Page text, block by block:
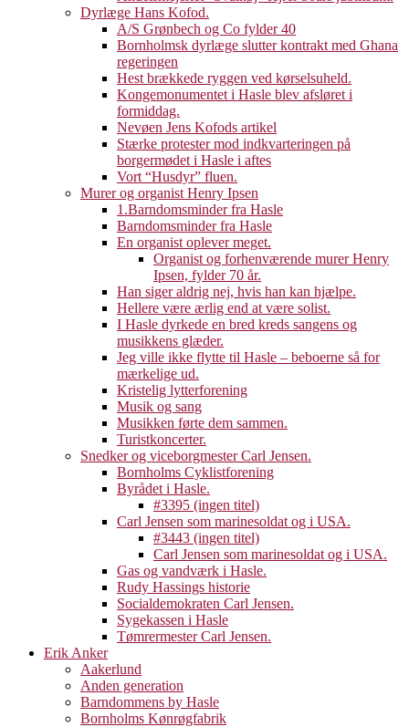
Dyrlæge Hans Kofod.
A/S Grønbech og Co fylder 40
Bornholmsk dyrlæge slutter kontrakt med Ghana
regeringen
Hest brækkede ryggen ved kørselsuheld.
Kongemonumentet i Hasle blev afsløret i
formiddag.
Nevøen Jens Kofods artikel
Stærke protester mod indkvarteringen på
borgermødet i Hasle i aftes
Vort “Husdyr” fluen.
Murer og organist Henry Ipsen
1.Barndomsminder fra Hasle
Barndomsminder fra Hasle
En organist oplever meget.
Organist og forhenværende murer Henry
Ipsen, fylder 70 år.
Han siger aldrig nej, hvis han kan hjælpe.
Hellere være ærlig end at være solist.
I Hasle dyrkede en bred kreds sangens og
musikkens glæder.
Jeg ville ikke flytte til Hasle – beboerne så for
mærkelige ud.
Kristelig lytterforening
Musik og sang
Musikken førte dem sammen.
Turistkoncerter.
Snedker og viceborgmester Carl Jensen.
Bornholms Cyklistforening
Byrådet i Hasle.
#3395 (ingen titel)
Carl Jensen som marinesoldat og i USA.
#3443 (ingen titel)
Carl Jensen som marinesoldat og i USA.
Gas og vandværk i Hasle.
Rudy Hassings historie
Socialdemokraten Carl Jensen.
Sygekassen i Hasle
Tømrermester Carl Jensen.
Erik Anker
Aakerlund
Anden generation
Barndommens by Hasle
Bornholms Kønrøgfabrik